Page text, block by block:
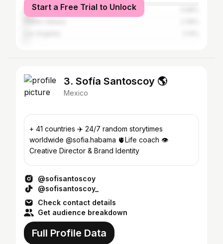
Mexico City
Start a Free Trial to Unlock
3. Sofía Santoscoy 🌎
Mexico
+ 41 countries ✈️ 24/7 random storytimes
worldwide @sofia.habama 🫀Life coach 👁️
Creative Director & Brand Identity
@sofisantoscoy
@sofisantoscoy_
Check contact details
Get audience breakdown
Full Profile Data